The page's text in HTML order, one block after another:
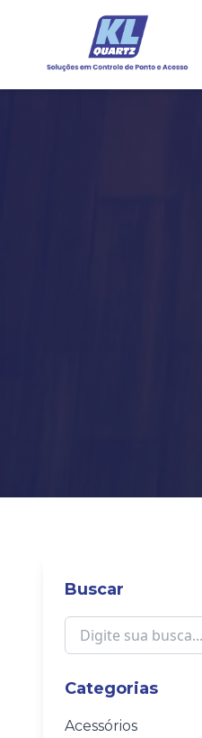
Buscar
Categorias
Acessórios